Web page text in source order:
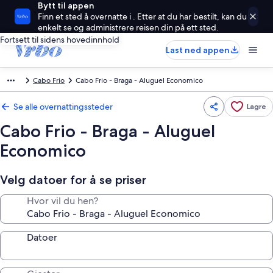
Bytt til appen
Finn et sted å overnatte i . Etter at du har bestilt, kan du
enkelt se og administrere reisen din på ett sted.
Fortsett til sidens hovedinnhold
Last ned appen
Cabo Frio Cabo Frio - Braga - Aluguel Economico
Se alle overnattingssteder Lagre
Cabo Frio - Braga - Aluguel
Economico
Velg datoer for å se priser
Hvor vil du hen?
Datoer